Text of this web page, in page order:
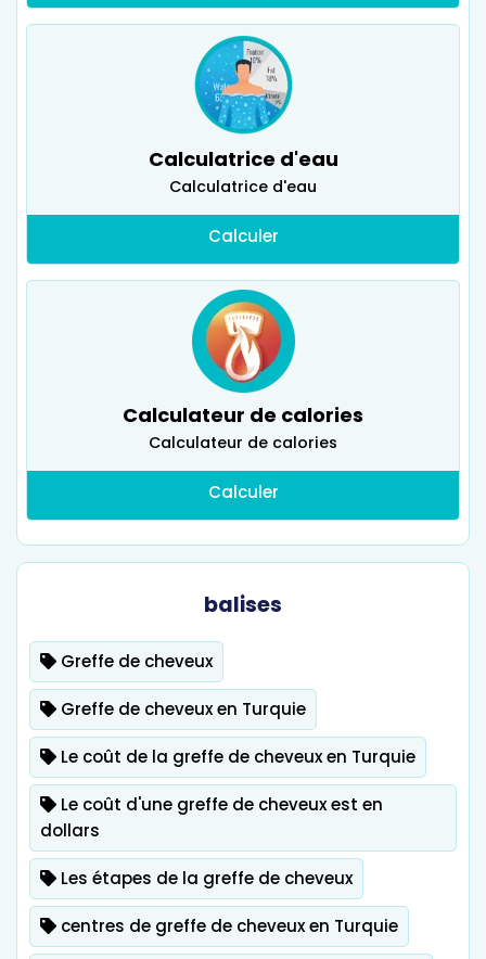
Calculatrice d'eau
Calculatrice d'eau
Calculer
Calculateur de calories
Calculateur de calories
Calculer
balises
Greffe de cheveux
Greffe de cheveux en Turquie
Le coût de la greffe de cheveux en Turquie
Le coût d'une greffe de cheveux est en
dollars
Les étapes de la greffe de cheveux
centres de greffe de cheveux en Turquie